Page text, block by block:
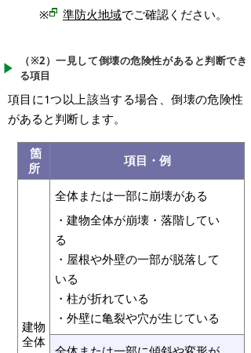
※
準防火地域でご確認ください。
（※2）一見して倒壊の危険性があると判断でき
る項目
項目に1つ以上該当する場合、倒壊の危険性
があると判断します。
箇
所
項目・例
建物
全体
全体または一部に崩壊がある
・建物全体が崩壊・落階してい
る
・屋根や外壁の一部が脱落して
いる
・柱が折れている
・外壁に亀裂や穴が生じている